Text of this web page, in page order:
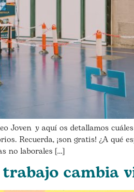
Joven y aquí os detallamos
Recuerda, ¡son gratis! ¿A qué
no laborales […]
cambia